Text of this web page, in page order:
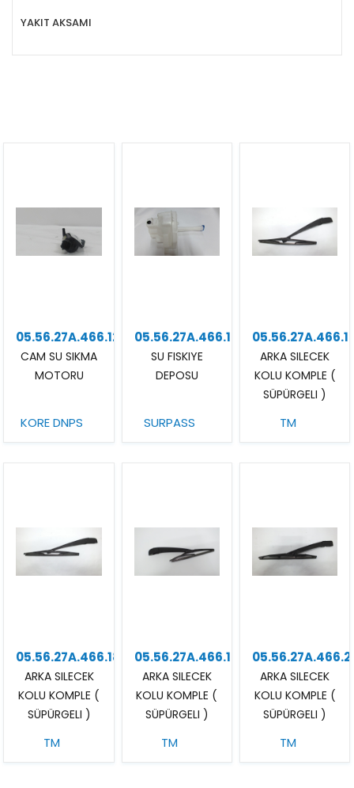
YAKIT AKSAMI
05.56.27A.466.12
CAM SU SIKMA
MOTORU
KORE DNPS
05.56.27A.466.16
SU FISKIYE
DEPOSU
SURPASS
ARKA SILECEK
KOLU KOMPLE (
SÜPÜRGELI )
TM
05.56.27A.466.18
ARKA SILECEK
KOLU KOMPLE (
SÜPÜRGELI )
TM
05.56.27A.466.19
ARKA SILECEK
KOLU KOMPLE (
SÜPÜRGELI )
TM
ARKA SILECEK
KOLU KOMPLE (
SÜPÜRGELI )
TM